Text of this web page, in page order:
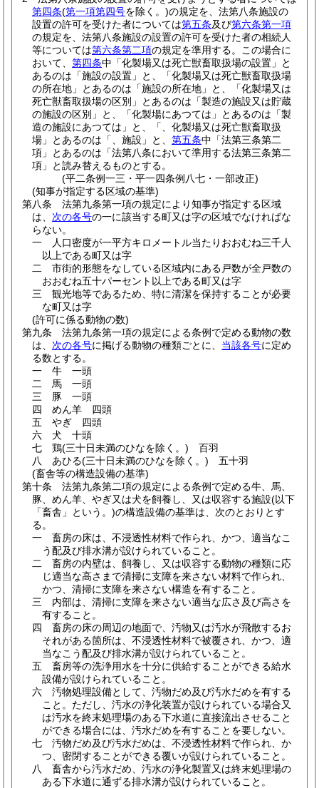
第四条(第一項第四号を除く。)の規定を、法第八条施設の
設置の許可を受けた者については第五条及び第六条第一項
の規定を、法第八条施設の設置の許可を受けた者の相続人
等については第六条第二項の規定を準用する。
この場合に
おいて、 第四条中「化製場又は死亡獣畜取扱場の設置」と
あるのは「施設の設置」と、「化製場又は死亡獣畜取扱場
の所在地」とあるのは「施設の所在地」と、「化製場又は
死亡獣畜取扱場の区別」とあるのは「製造の施設又は貯蔵
の施設の区別」と、「化製場にあつては」とあるのは「製
造の施設にあつては」と、「、化製場又は死亡獣畜取扱
場」とあるのは「、施設」と、 第五条中「法第三条第二
項」とあるのは「法第八条において準用する法第三条第二
項」と読み替えるものとする。
(平二条例一三・平一四条例八七・一部改正)
(知事が指定する区域の基準)
第八条
法第九条第一項の規定により知事が指定する区域
は、 次の各号の一に該当する町又は字の区域でなければな
らない。
一
人口密度が一平方キロメートル当たりおおむね三千人
以上である町又は字
二
市街的形態をなしている区域内にある戸数が全戸数の
おおむね五十パーセント以上である町又は字
三
観光地等であるため、特に清潔を保持することが必要
な町又は字
(許可に係る動物の数)
第九条
法第九条第一項の規定による条例で定める動物の数
は、 次の各号に掲げる動物の種類ごとに、 当該各号に定め
る数とする。
一
牛 一頭
二
馬 一頭
三
豚 一頭
四
めん羊 四頭
五
やぎ 四頭
六
犬 十頭
七
鶏(三十日未満のひなを除く。) 百羽
八
あひる(三十日未満のひなを除く。) 五十羽
(畜舎等の構造設備の基準)
第十条
法第九条第二項の規定による条例で定める牛、馬、
豚、めん羊、やぎ又は犬を飼養し、又は収容する施設(以下
「畜舎」という。)の構造設備の基準は、次のとおりとす
る。
一
畜房の床は、不浸透性材料で作られ、かつ、適当なこ
う配及び排水溝が設けられていること。
二
畜房の内壁は、飼養し、又は収容する動物の種類に応
じ適当な高さまで清掃に支障を来さない材料で作られ、
かつ、清掃に支障を来さない構造を有すること。
三
内部は、清掃に支障を来さない適当な広さ及び高さを
有すること。
四
畜房の床の周辺の地面で、汚物又は汚水が飛散するお
それがある箇所は、不浸透性材料で被覆され、かつ、適
当なこう配及び排水溝が設けられていること。
五
畜房等の洗浄用水を十分に供給することができる給水
設備が設けられていること。
六
汚物処理設備として、汚物だめ及び汚水だめを有する
こと。 ただし、汚水の浄化装置が設けられている場合又
は汚水を終末処理場のある下水道に直接流出させること
ができる場合には、汚水だめを有することを要しない。
七
汚物だめ及び汚水だめは、不浸透性材料で作られ、か
つ、密閉することができる覆いが設けられていること。
八
畜舎から汚水だめ、汚水の浄化製置又は終末処理場の
ある下水道に通ずる排水溝が設けられていること。